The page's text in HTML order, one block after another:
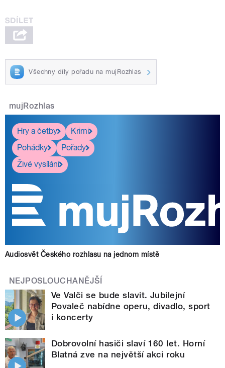
Všechny díly pořadu na mujRozhlas
mujRozhlas
Hry a četby
Krimi
Pohádky
Pořady
Živé vysílání
Audiosvět Českého rozhlasu na jednom místě
NEJPOSLOUCHANĚJŠÍ
Ve Valči se bude slavit. Jubilejní
Povaleč nabídne operu, divadlo, sport
i koncerty
Dobrovolní hasiči slaví 160 let. Horní
Blatná zve na největší akci roku